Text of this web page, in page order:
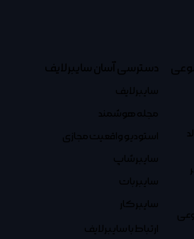
دسترسی آسان سایبرلایف
سایبرلایف
مجله هوشمند
استودیو واقعیت مجازی
سایبرشاپ
سایبربات
سایبرکار
ارتباط با سایبرلایف